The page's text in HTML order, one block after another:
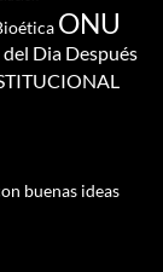
ONU
Dia Después